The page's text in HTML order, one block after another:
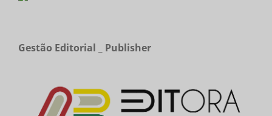
Gestão Editorial _ Publisher